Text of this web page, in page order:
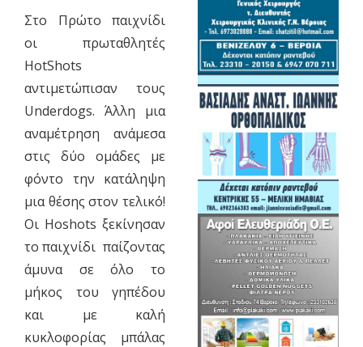
Στο Πρώτο παιχνίδι
οι πρωταθλητές
HotShots
αντιμετώπισαν τους
Underdogs. Άλλη μια
αναμέτρηση ανάμεσα
στις δύο ομάδες με
φόντο την κατάληψη
μια θέσης στον τελικό!
Οι Hoshots ξεκίνησαν
το παιχνίδι παίζοντας
άμυνα σε όλο το
μήκος του γηπέδου
και με καλή
κυκλοφορίας μπάλας